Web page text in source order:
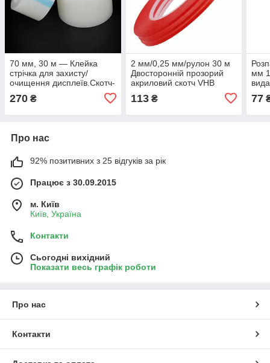
70 мм, 30 м — Клейка
стрічка для захисту/
очищення дисплеїв.Скотч-
плівка транспортувальна.
270 ₴
2 мм/0,25 мм/рулон 30 м
Двосторонній прозорий
акриловий скотч VHB
113₴
мм
77
Про нас
92% позитивних з 25 відгуків за рік
Працює з 30.09.2015
м. Київ
Київ, Україна
Контакти
Сьогодні вихідний
Показати весь графік роботи
Про нас
Контакти